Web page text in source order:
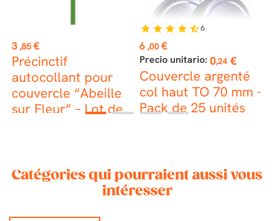
Prix
3 ,85 €
Précinctif
autocollant pour
couvercle “Abeille
sur Fleur” – Lot de
Prix
6 ,00 €
Precio unitario: 0,24 €
Couvercle argenté
col haut TO 70 mm -
Pack de 25 unités
star star star star star_half6
1 2 3 4
Catégories qui pourraient aussi vous
intéresser